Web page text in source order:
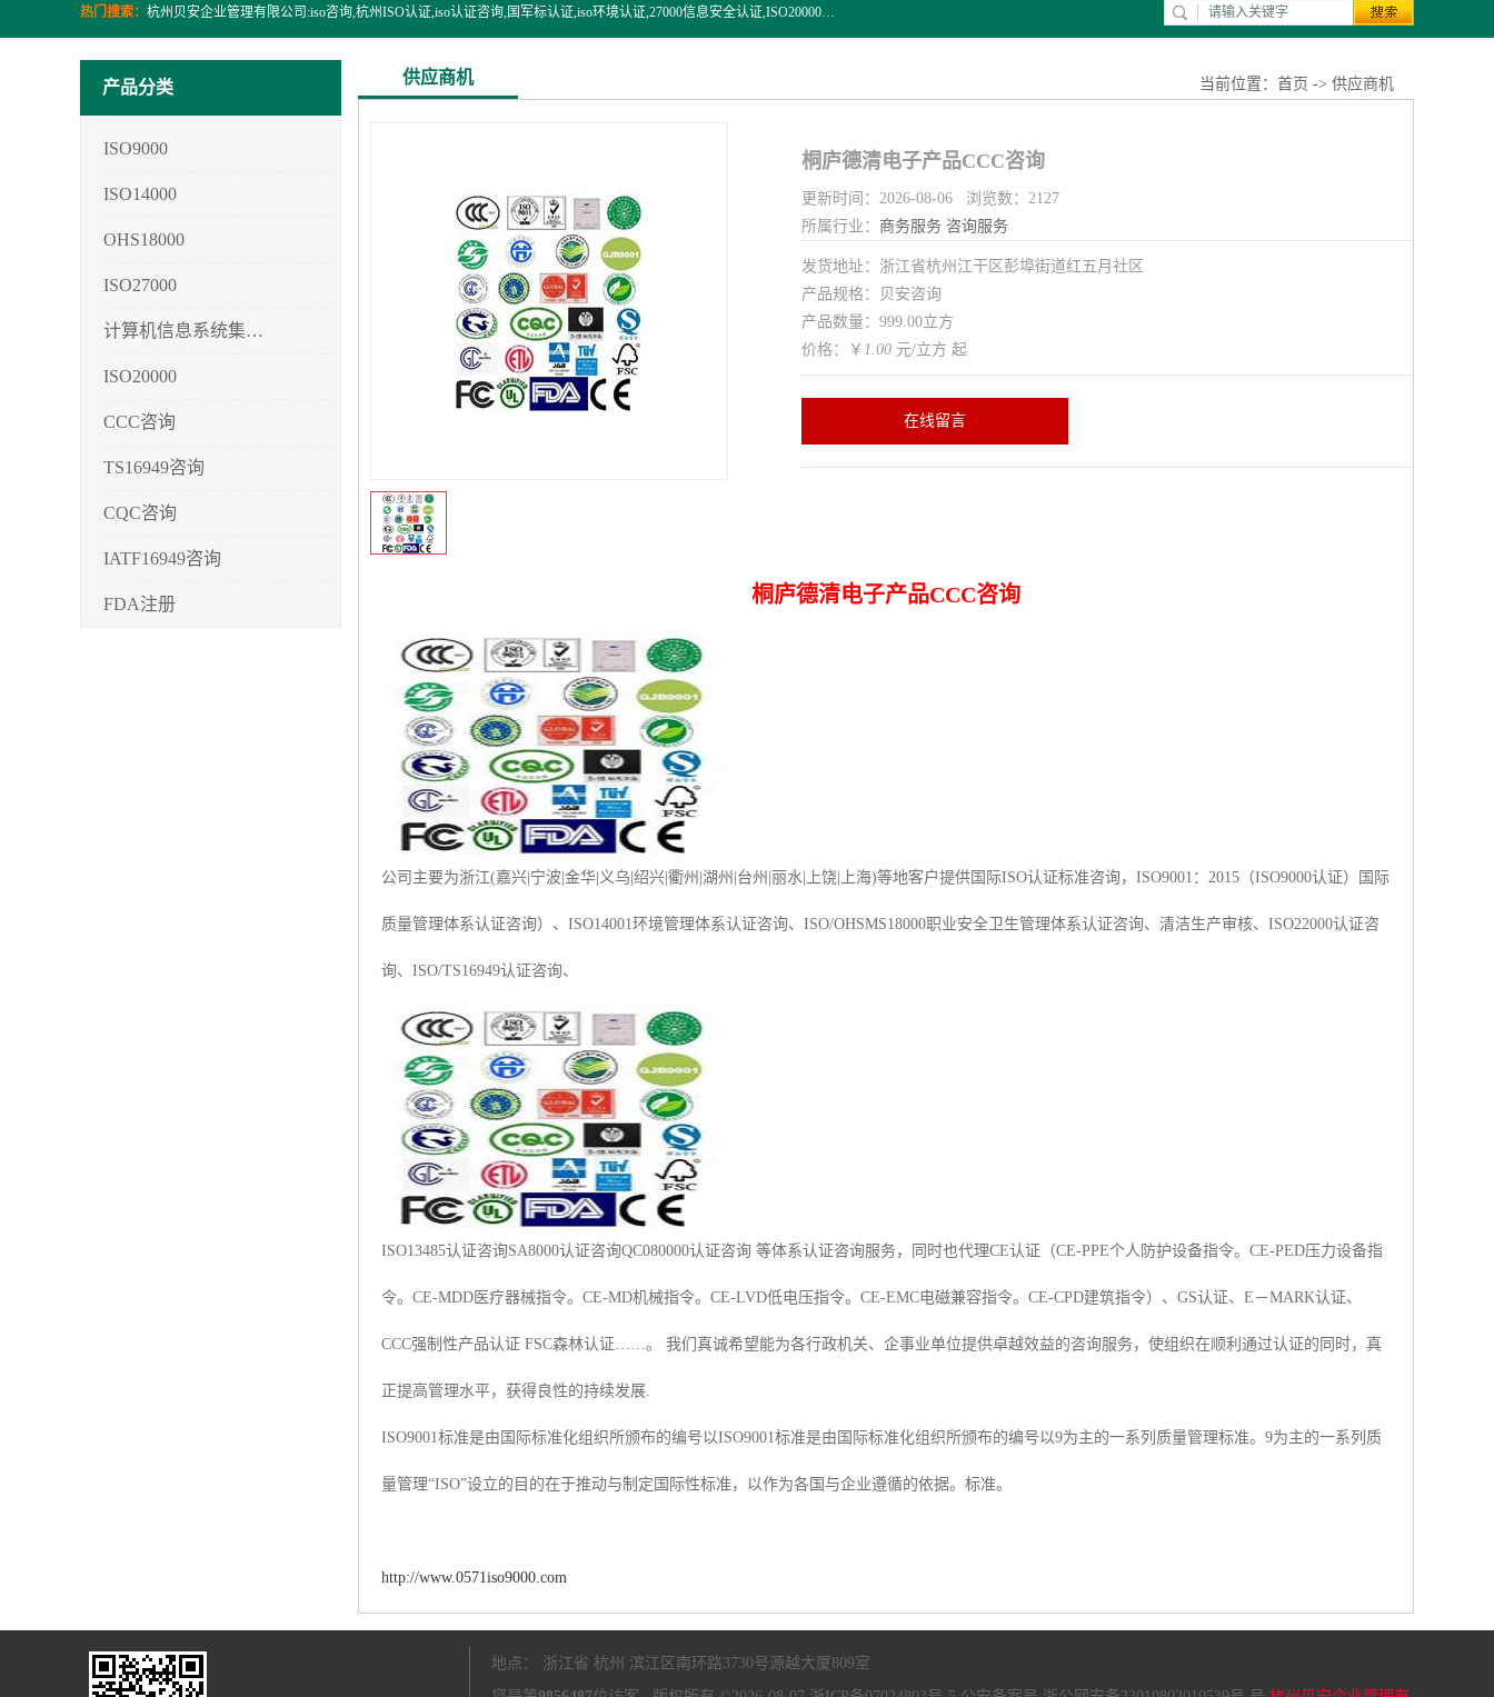
热门搜索： 杭州贝安企业管理有限公司:iso咨询,杭州ISO认证,iso认证咨询,国军标认证,iso环境认证,27000信息安全认证,ISO20000信息技术认证,口罩检测报告,32610检测报告,CCRC认证,ISO50001认证,ITSS认证,两化融合认证,出口口罩检测报告等认证代理服务,本公司有近10年的体系咨询经验,能业务覆盖范围南到海南三亚北到新疆阿克苏.
产品分类
ISO9000
ISO14000
OHS18000
ISO27000
计算机信息系统集成3/4/5
ISO20000
CCC咨询
TS16949咨询
CQC咨询
IATF16949咨询
FDA注册
供应商机 当前位置： 首页 -> 供应商机
桐庐德清电子产品CCC咨询
更新时间：2026-08-06 浏览数：2127
所属行业： 商务服务 咨询服务
发货地址：浙江省杭州江干区彭埠街道红五月社区
产品规格：贝安咨询
产品数量：999.00立方
价格：￥ 1.00 元/立方 起
在线留言
桐庐德清电子产品CCC咨询
公司主要为浙江(嘉兴|宁波|金华|义乌|绍兴|衢州|湖州|台州|丽水|上饶|上海)等地客户提供国际ISO认证标准咨询，ISO9001：2015（ISO9000认证）国际
质量管理体系认证咨询）、ISO14001环境管理体系认证咨询、ISO/OHSMS18000职业安全卫生管理体系认证咨询、清洁生产审核、ISO22000认证咨
询、ISO/TS16949认证咨询、
ISO13485认证咨询SA8000认证咨询QC080000认证咨询 等体系认证咨询服务，同时也代理CE认证（CE-PPE个人防护设备指令。CE-PED压力设备指
令。CE-MDD医疗器械指令。CE-MD机械指令。CE-LVD低电压指令。CE-EMC电磁兼容指令。CE-CPD建筑指令）、GS认证、E－MARK认证、
CCC强制性产品认证 FSC森林认证……。 我们真诚希望能为各行政机关、企事业单位提供卓越效益的咨询服务，使组织在顺利通过认证的同时，真
正提高管理水平，获得良性的持续发展.
ISO9001标准是由国际标准化组织所颁布的编号以ISO9001标准是由国际标准化组织所颁布的编号以9为主的一系列质量管理标准。9为主的一系列质
量管理“ISO”设立的目的在于推动与制定国际性标准，以作为各国与企业遵循的依据。标准。
http://www.0571iso9000.com
地点： 浙江省 杭州 滨江区南环路3730号源越大厦809室